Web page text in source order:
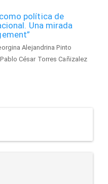
política de
Una mirada
Alejandrina Pinto
César Torres Cañizalez